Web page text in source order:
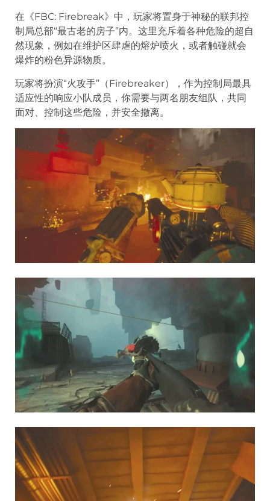
在《FBC: Firebreak》中，玩家将置身于神秘的联邦控
制局总部“最古老的房子”内。这里充斥着各种危险的超自
然现象，例如在维护区肆虐的熔炉喷火，或者触碰就会
爆炸的粉色异源物质。
玩家将扮演“火攻手”（Firebreaker），作为控制局最具
适应性的响应小队成员，你需要与两名朋友组队，共同
面对、控制这些危险，并安全撤离。